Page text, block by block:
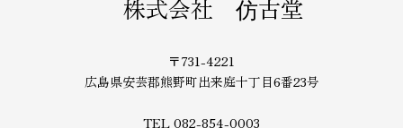
株式会社 仿古堂
〒731-4221
広島県安芸郡熊野町出来庭十丁目6番23号
TEL 082-854-0003